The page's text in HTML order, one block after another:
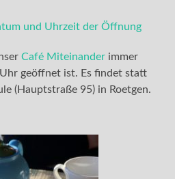
und Uhrzeit der Öffnung
Café Miteinander immer
geöffnet ist. Es findet statt
(Hauptstraße 95) in Roetgen.